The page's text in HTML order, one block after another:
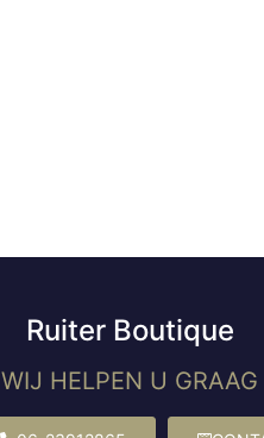
Ruiter Boutique
WIJ HELPEN U GRAAG